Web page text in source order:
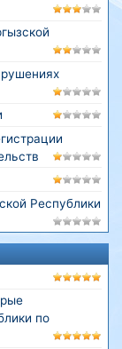
Республики
по